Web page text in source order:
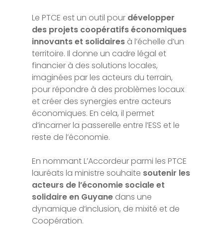
Le PTCE est un outil pour développer
des projets coopératifs économiques
innovants et solidaires à l’échelle d’un
territoire. Il donne un cadre légal et
financier à des solutions locales,
imaginées par les acteurs du terrain,
pour répondre à des problèmes locaux
et créer des synergies entre acteurs
économiques. En cela, il permet
d’incarner la passerelle entre l’ESS et le
reste de l’économie.
En nommant L’Accordeur parmi les PTCE
lauréats la ministre souhaite soutenir les
acteurs de l’économie sociale et
solidaire en Guyane dans une
dynamique d’inclusion, de mixité et de
Coopération.